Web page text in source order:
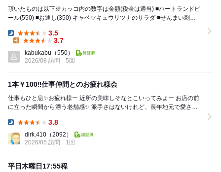
頂いたものは以下※カッコ内の数字は金額(税金は適当) ■ハートランドビ
ール(550) ■お通し(350) キャベツキュウリツナのサラダ ■せんまい刺
Dinner:
3.5
3.7
kabukabu （550）
2026/08 訪問
5回
1本￥100‼️仕事仲間とのお疲れ様会
仕事もひと息✨️お疲れ様ー 近所の美味しそなとこいってみよー お店の前
に立った瞬間から漂う老舗感✨️ 派手さはないけれど、長年地元で愛され
3.8
dirk.410 （2092）
2026/05 訪問
1回
平日木曜日17:55程